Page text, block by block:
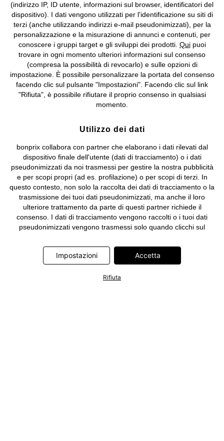
©2026 bonprix.Tutti i diritti riservati.
bonprix S.r.l. con socio unico, sede legale: via Adua 33 - 13855
Valdengo (BI) C.F. 01510910027 - P.I. 01939830020, Reg. Imprese di
Biella n. 01510910027, R.E.A. BI - 171345, N. Reg. Pile:
IT09060P00000858, N. Reg. AEE: IT08020000002105 Capitale
Sociale: euro 1.000.000 i.v, Società soggetta all'attività di direzione
e coordinamento di bonprix Beteiligungs -Verwaltungsgesellschaft
mbH.
(indirizzo IP, ID utente, informazioni sul browser, identificatori del
dispositivo). I dati vengono utilizzati per l'identificazione su siti di
terzi (anche utilizzando indirizzi e-mail pseudonimizzati), per la
personalizzazione e la misurazione di annunci e contenuti, per
conoscere i gruppi target e gli sviluppi dei prodotti. Quipuoi
trovare in ogni momento ulteriori informazioni sul consenso
(compresa la possibilità di revocarlo) e sulle opzioni di
impostazione. È possibile personalizzare la portata del consenso
facendo clic sul pulsante "Impostazioni". Facendo clic sul link
"Rifiuta", è possibile rifiutare il proprio consenso in qualsiasi
momento.
Utilizzo dei dati
bonprix collabora con partner che elaborano i dati rilevati dal
dispositivo finale dell'utente (dati di tracciamento) o i dati
pseudonimizzati da noi trasmessi per gestire la nostra pubblicità
e per scopi propri (ad es. profilazione) o per scopi di terzi. In
questo contesto, non solo la raccolta dei dati di tracciamento o la
trasmissione dei tuoi dati pseudonimizzati, ma anche il loro
ulteriore trattamento da parte di questi partner richiede il
consenso. I dati di tracciamento vengono raccolti o i tuoi dati
pseudonimizzati vengono trasmessi solo quando clicchi sul
seguenti società: Adjust GmbH, Criteo SA, Google Ireland
Limited, Hurra Communications GmbH, ID5 Technology Ltd,
Meta Platforms Ireland Limited, Microsoft Ireland Operations
Limited, Pinterest Europe Limited, RTB-House GmbH, TikTok
Impostazioni Accetta
Rifiuta